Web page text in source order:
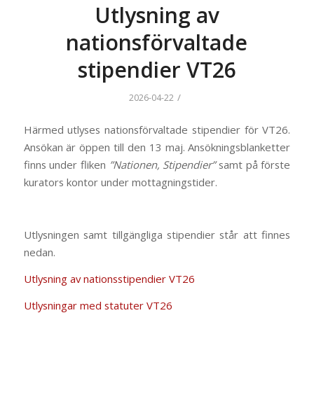
Utlysning av
nationsförvaltade
stipendier VT26
2026-04-22 /
Härmed utlyses nationsförvaltade stipendier för VT26.
Ansökan är öppen till den 13 maj. Ansökningsblanketter
finns under fliken ”Nationen, Stipendier”samt på förste
kurators kontor under mottagningstider.
Utlysningen samt tillgängliga stipendier står att finnes
nedan.
Utlysning av nationsstipendier VT26
Utlysningar med statuter VT26